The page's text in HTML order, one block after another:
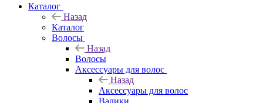
Каталог
Назад
Каталог
Волосы
Назад
Волосы
Аксессуары для волос
Назад
Аксессуары для волос
Валики